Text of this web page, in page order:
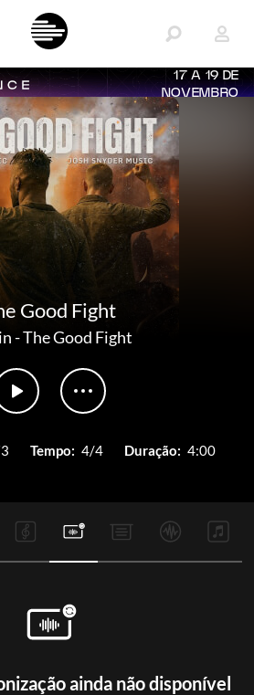
17 A 19 DE
NOVEMBRO
Good Fight
-The Good Fight
Tempo: 4/4 Duração: 4:00
ainda não disponível